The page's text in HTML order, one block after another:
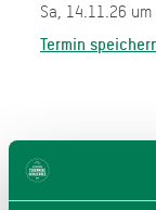
Sa, 14.11.26
Termin